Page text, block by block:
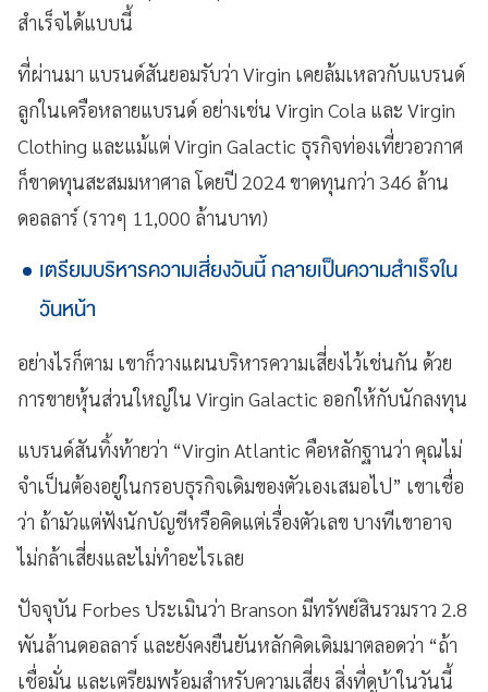
สำเร็จได้แบบนี้
ที่ผ่านมา แบรนด์สันยอมรับว่า Virgin เคยล้มเหลวกับแบรนด์
ลูกในเครือหลายแบรนด์ อย่างเช่น Virgin Cola และ Virgin
Clothing และแม้แต่ Virgin Galactic ธุรกิจท่องเที่ยวอวกาศ
ก็ขาดทุนสะสมมหาศาล โดยปี 2024 ขาดทุนกว่า 346 ล้าน
ดอลลาร์ (ราวๆ 11,000 ล้านบาท)
เตรียมบริหารความเสี่ยงวันนี้ กลายเป็นความสำเร็จใน
วันหน้า
อย่างไรก็ตาม เขาก็วางแผนบริหารความเสี่ยงไว้เช่นกัน ด้วย
การขายหุ้นส่วนใหญ่ใน Virgin Galactic ออกให้กับนักลงทุน
แบรนด์สันทิ้งท้ายว่า “Virgin Atlantic คือหลักฐานว่า คุณไม่
จำเป็นต้องอยู่ในกรอบธุรกิจเดิมของตัวเองเสมอไป” เขาเชื่อ
ว่า ถ้ามัวแต่ฟังนักบัญชีหรือคิดแต่เรื่องตัวเลข บางทีเขาอาจ
ไม่กล้าเสี่ยงและไม่ทำอะไรเลย
ปัจจุบัน Forbes ประเมินว่า Branson มีทรัพย์สินรวมราว 2.8
พันล้านดอลลาร์ และยังคงยืนยันหลักคิดเดิมมาตลอดว่า “ถ้า
เชื่อมั่น และเตรียมพร้อมสำหรับความเสี่ยง สิ่งที่ดูบ้าในวันนี้